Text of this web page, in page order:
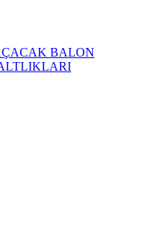
BALON